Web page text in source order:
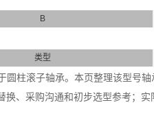
B
类型
圆柱滚子轴承。本页整理该型号
换、采购沟通和初步选型参考；